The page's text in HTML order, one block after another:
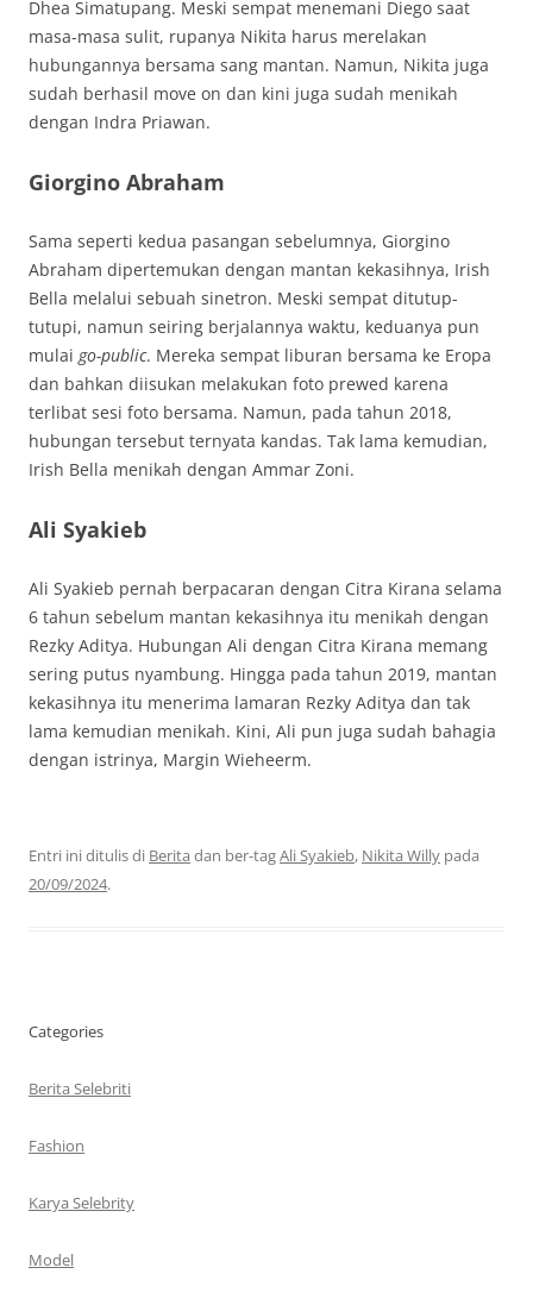
Dhea Simatupang. Meski sempat menemani Diego saat
masa-masa sulit, rupanya Nikita harus merelakan
hubungannya bersama sang mantan. Namun, Nikita juga
sudah berhasil move on dan kini juga sudah menikah
dengan Indra Priawan.
Giorgino Abraham
Sama seperti kedua pasangan sebelumnya, Giorgino
Abraham dipertemukan dengan mantan kekasihnya, Irish
Bella melalui sebuah sinetron. Meski sempat ditutup-
tutupi, namun seiring berjalannya waktu, keduanya pun
mulai go-public. Mereka sempat liburan bersama ke Eropa
dan bahkan diisukan melakukan foto prewed karena
terlibat sesi foto bersama. Namun, pada tahun 2018,
hubungan tersebut ternyata kandas. Tak lama kemudian,
Irish Bella menikah dengan Ammar Zoni.
Ali Syakieb
Ali Syakieb pernah berpacaran dengan Citra Kirana selama
6 tahun sebelum mantan kekasihnya itu menikah dengan
Rezky Aditya. Hubungan Ali dengan Citra Kirana memang
sering putus nyambung. Hingga pada tahun 2019, mantan
kekasihnya itu menerima lamaran Rezky Aditya dan tak
lama kemudian menikah. Kini, Ali pun juga sudah bahagia
dengan istrinya, Margin Wieheerm.
Entri ini ditulis di Berita dan ber-tagAli Syakieb, Nikita Willy pada
20/09/2024.
Categories
Berita Selebriti
Fashion
Karya Selebrity
Model